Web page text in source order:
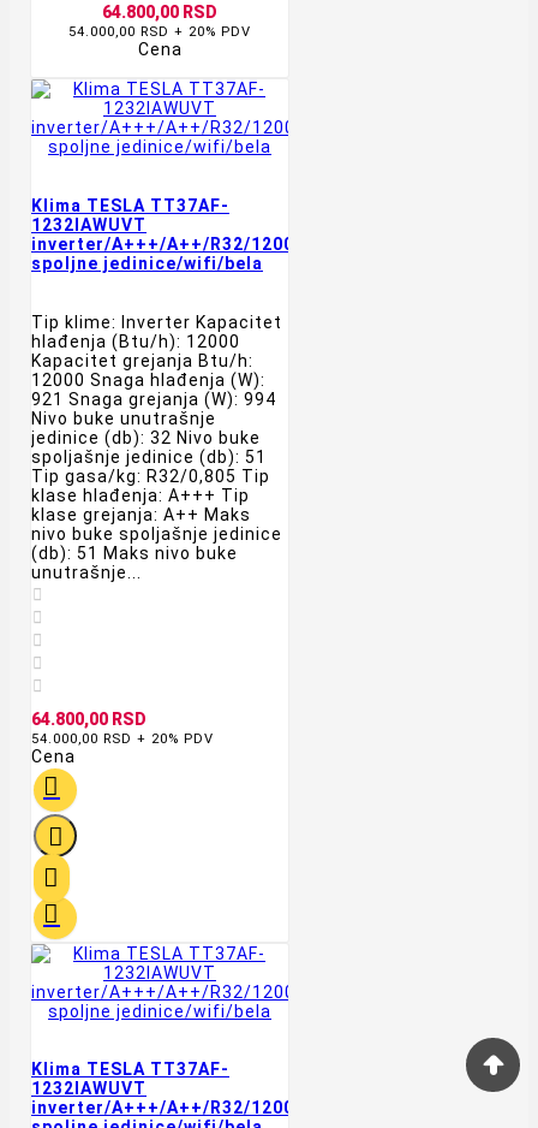
64.800,00 RSD
54.000,00 RSD + 20% PDV
Cena
Klima TESLA TT37AF-
1232IAWUVT
inverter/A+++/A++/R32/12000BTU/-20/grejač
spoljne jedinice/wifi/bela
Tip klime: Inverter Kapacitet
hlađenja (Btu/h): 12000
Kapacitet grejanja Btu/h:
12000 Snaga hlađenja (W):
921 Snaga grejanja (W): 994
Nivo buke unutrašnje
jedinice (db): 32 Nivo buke
spoljašnje jedinice (db): 51
Tip gasa/kg: R32/0,805 Tip
klase hlađenja: A+++ Tip
klase grejanja: A++ Maks
nivo buke spoljašnje jedinice
(db): 51 Maks nivo buke
unutrašnje...





64.800,00 RSD
54.000,00 RSD + 20% PDV
Cena




Klima TESLA TT37AF-
1232IAWUVT
inverter/A+++/A++/R32/12000BTU/-20/grejač